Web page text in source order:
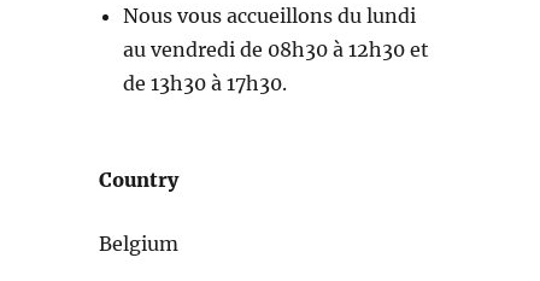
Nous vous accueillons du lundi
au vendredi de 08h30 à 12h30 et
de 13h30 à 17h30.
Country
Belgium